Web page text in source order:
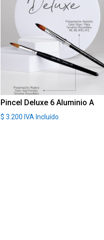
Pincel Deluxe 6 Aluminio A
$ 3.200 IVA Incluído